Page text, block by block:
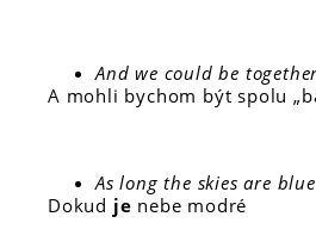
And we could be
A mohli bychom být spolu
As long the skies are blue
Dokud je nebe modré